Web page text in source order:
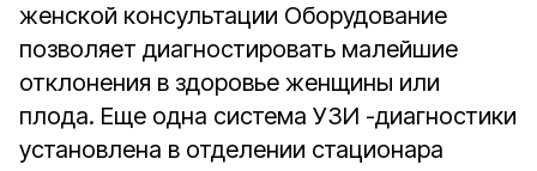
женской консультации Оборудование
позволяет диагностировать малейшие
отклонения в здоровье женщины или
плода. Еще одна система УЗИ -диагностики
установлена в отделении стационара